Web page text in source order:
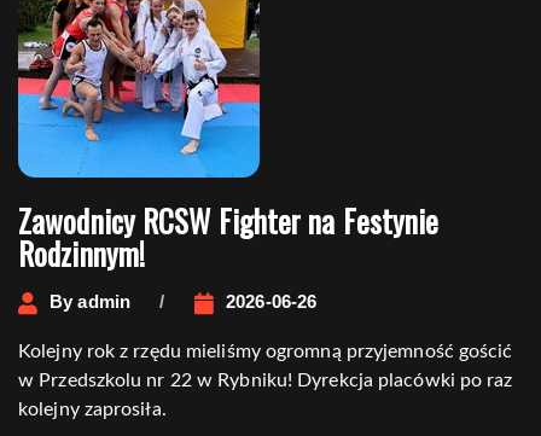
Zawodnicy RCSW Fighter na Festynie
Rodzinnym!
Byadmin 2026-06-26
Kolejny rok z rzędu mieliśmy ogromną przyjemność gościć
w Przedszkolu nr 22 w Rybniku! Dyrekcja placówki po raz
kolejny zaprosiła.